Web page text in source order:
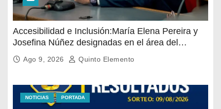
Accesibilidad e Inclusión:María Elena Pereira y
Josefina Núñez designadas en el área del
Gobierno Departamental(nueva mirada para
abordar la discapacidad)
Ago 9, 2026 Quinto Elemento
NOTICIAS PORTADA